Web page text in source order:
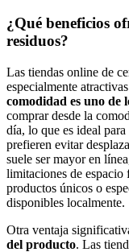
¿Qué beneficios
residuos?
Las tiendas online de
especialmente
comodidad es uno de
comprar desde la
día, lo que es ideal
prefieren evitar
suele ser mayor en
limitaciones de espacio
productos únicos o
disponibles localmente.
Otra ventaja
del producto. Las